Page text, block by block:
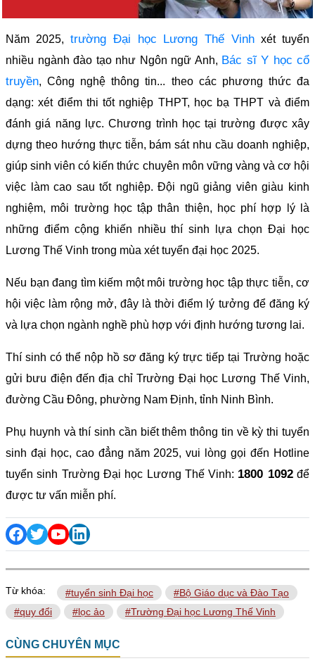
Năm 2025, trường Đại học Lương Thế Vinhxét tuyển
nhiều ngành đào tạo như Ngôn ngữ Anh, Bác sĩ Y học cổ
truyền, Công nghệ thông tin... theo các phương thức đa
dạng: xét điểm thi tốt nghiệp THPT, học bạ THPT và điểm
đánh giá năng lực. Chương trình học tại trường được xây
dựng theo hướng thực tiễn, bám sát nhu cầu doanh nghiệp,
giúp sinh viên có kiến thức chuyên môn vững vàng và cơ hội
việc làm cao sau tốt nghiệp. Đội ngũ giảng viên giàu kinh
nghiệm, môi trường học tập thân thiện, học phí hợp lý là
những điểm cộng khiến nhiều thí sinh lựa chọn Đại học
Lương Thế Vinh trong mùa xét tuyển đại học 2025.
Nếu bạn đang tìm kiếm một môi trường học tập thực tiễn, cơ
hội việc làm rộng mở, đây là thời điểm lý tưởng để đăng ký
và lựa chọn ngành nghề phù hợp với định hướng tương lai.
Thí sinh có thể nộp hồ sơ đăng ký trực tiếp tại Trường hoặc
gửi bưu điện đến địa chỉ Trường Đại học Lương Thế Vinh,
đường Cầu Đông, phường Nam Định, tỉnh Ninh Bình.
Phụ huynh và thí sinh cần biết thêm thông tin về kỳ thi tuyển
sinh đại học, cao đẳng năm 2025, vui lòng gọi đến Hotline
tuyển sinh Trường Đại học Lương Thế Vinh: 1800 1092để
được tư vấn miễn phí.
Từ khóa: #tuyển sinh Đại học
#Bộ Giáo dục và Đào Tạo
#quy đổi
#lọc ảo #Trường Đại học Lương Thế Vinh
CÙNG CHUYÊN MỤC